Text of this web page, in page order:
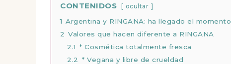
CONTENIDOS ocultar
1 Argentina y RINGANA: ha llegado el momento
2 Valores que hacen diferente a RINGANA
2.1 * Cosmética totalmente fresca
2.2
* Vegana y libre de crueldad